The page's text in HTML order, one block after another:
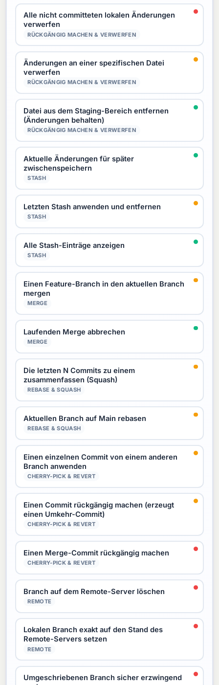
Alle nicht committeten lokalen Änderungen
verwerfen
RÜCKGÄNGIG MACHEN & VERWERFEN
Änderungen an einer spezifischen Datei
verwerfen
RÜCKGÄNGIG MACHEN & VERWERFEN
Datei aus dem Staging-Bereich entfernen
(Änderungen behalten)
RÜCKGÄNGIG MACHEN & VERWERFEN
Aktuelle Änderungen für später
zwischenspeichern
STASH
Letzten Stash anwenden und entfernen
STASH
Alle Stash-Einträge anzeigen
STASH
Einen Feature-Branch in den aktuellen Branch
mergen
MERGE
Laufenden Merge abbrechen
MERGE
Die letzten N Commits zu einem
zusammenfassen (Squash)
REBASE & SQUASH
Aktuellen Branch auf Main rebasen
REBASE & SQUASH
Einen einzelnen Commit von einem anderen
Branch anwenden
CHERRY-PICK & REVERT
Einen Commit rückgängig machen (erzeugt
einen Umkehr-Commit)
CHERRY-PICK & REVERT
Einen Merge-Commit rückgängig machen
CHERRY-PICK & REVERT
Branch auf dem Remote-Server löschen
REMOTE
Lokalen Branch exakt auf den Stand des
Remote-Servers setzen
REMOTE
Umgeschriebenen Branch sicher erzwingend